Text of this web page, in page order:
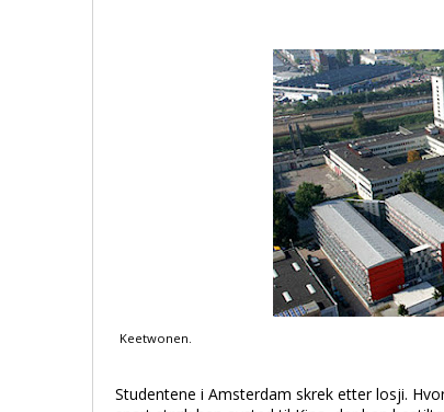
Keetwonen.
Studentene i Amsterdam skrek etter losji.